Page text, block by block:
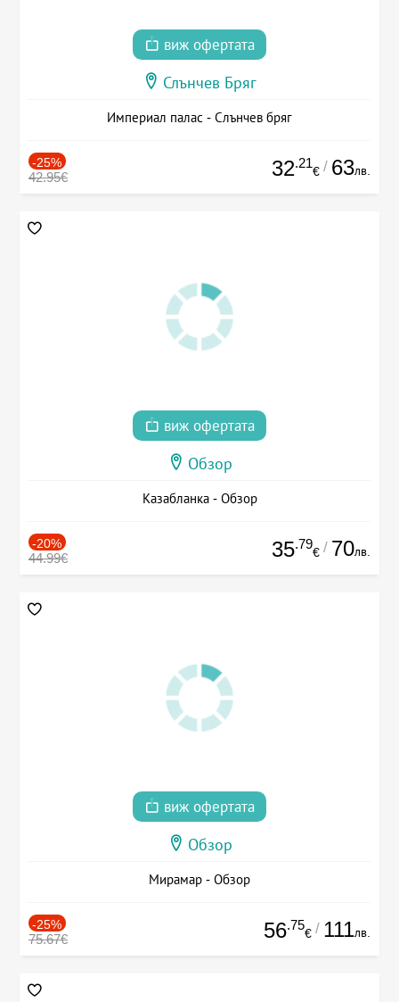
виж офертата
Слънчев Бряг
Империал палас - Слънчев бряг
-25%
42.95€ 32.21
€ / 63лв.
виж офертата
Обзор
Казабланка - Обзор
-20%
44.99€ 35.79
€ / 70лв.
виж офертата
Обзор
Мирамар - Обзор
-25%
75.67€ 56.75
€ / 111лв.